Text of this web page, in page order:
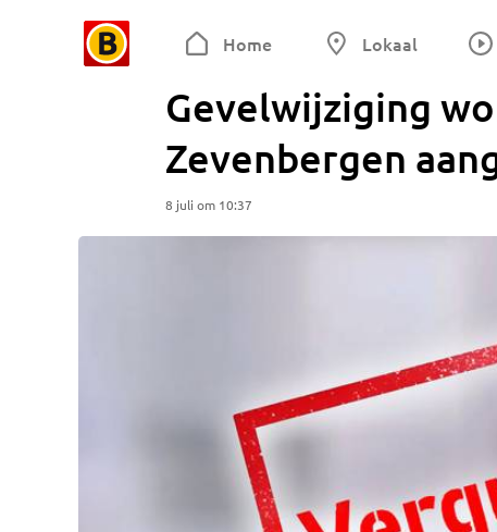
Home Lokaal
Gevelwijziging
Zevenbergen
8 juli om 10:37